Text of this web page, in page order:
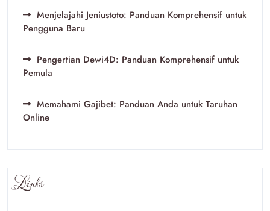
Menjelajahi Jeniustoto: Panduan Komprehensif untuk
Pengguna Baru
Pengertian Dewi4D: Panduan Komprehensif untuk
Pemula
Memahami Gajibet: Panduan Anda untuk Taruhan
Online
Links